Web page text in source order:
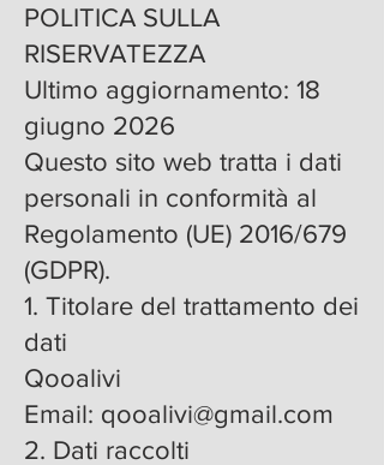
POLITICA SULLA
RISERVATEZZA
Ultimo aggiornamento: 18
giugno 2026
Questo sito web tratta i dati
personali in conformità al
Regolamento (UE) 2016/679
(GDPR).
1. Titolare del trattamento dei
dati
Qooalivi
Email: qooalivi@gmail.com
2. Dati raccolti